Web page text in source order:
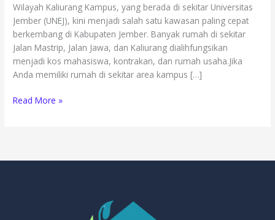
Wilayah Kaliurang Kampus, yang berada di sekitar Universitas
Jember (UNEJ), kini menjadi salah satu kawasan paling cepat
berkembang di Kabupaten Jember. Banyak rumah di sekitar
Jalan Mastrip, Jalan Jawa, dan Kaliurang dialihfungsikan
menjadi kos mahasiswa, kontrakan, dan rumah usaha.Jika
Anda memiliki rumah di sekitar area kampus […]
Read More »